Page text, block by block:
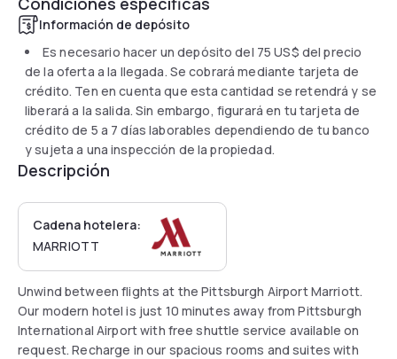
Información de depósito
Es necesario hacer un depósito del 75 US$ del precio
de la oferta a la llegada. Se cobrará mediante tarjeta de
crédito. Ten en cuenta que esta cantidad se retendrá y se
liberará a la salida. Sin embargo, figurará en tu tarjeta de
crédito de 5 a 7 días laborables dependiendo de tu banco
y sujeta a una inspección de la propiedad.
Descripción
Cadena hotelera:
MARRIOTT
Unwind between flights at the Pittsburgh Airport Marriott.
Our modern hotel is just 10 minutes away from Pittsburgh
International Airport with free shuttle service available on
request. Recharge in our spacious rooms and suites with